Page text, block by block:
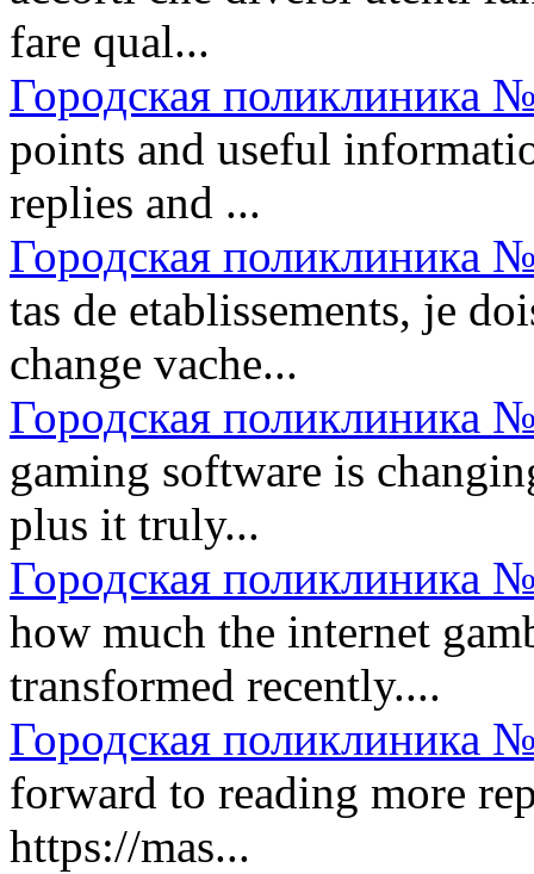
fare qual...
Городская поликлиника
points and useful
replies and ...
Городская поликлиника
tas de etablissements, je
change vache...
Городская поликлиника
gaming software is
plus it truly...
Городская поликлиника
how much the internet
transformed recently....
Городская поликлиника
forward to reading more
https://mas...